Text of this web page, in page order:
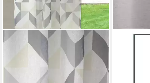
EXPERIENCE
Vorhang Schlaufenschal
Seitenschal Verdeckte
Schlaufe Schlaufenvorhang
Vorhang
Muster,